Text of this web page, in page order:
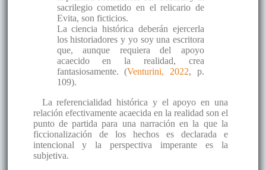
sacrilegio cometido en el relicario de
Evita, son ficticios.
La ciencia histórica deberán ejercerla
los historiadores y yo soy una escritora
que, aunque requiera del apoyo
acaecido en la realidad, crea
fantasiosamente. (Venturini, 2022, p.
109).
La referencialidad histórica y el apoyo en una
relación efectivamente acaecida en la realidad son el
punto de partida para una narración en la que la
ficcionalización de los hechos es declarada e
intencional y la perspectiva imperante es la
subjetiva.